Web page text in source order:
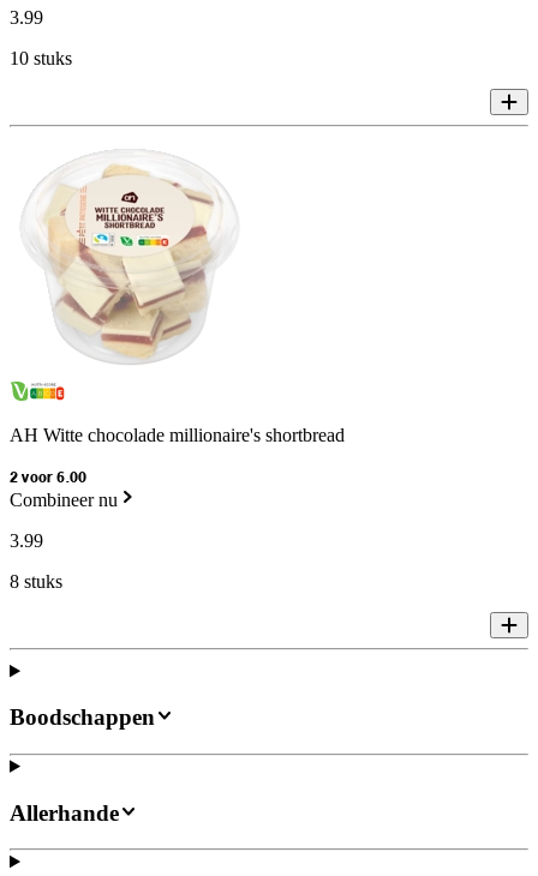
3.99
10 stuks
AH Witte chocolade millionaire's shortbread
2 voor 6.00
Combineer nu
3.99
8 stuks
Boodschappen
Allerhande